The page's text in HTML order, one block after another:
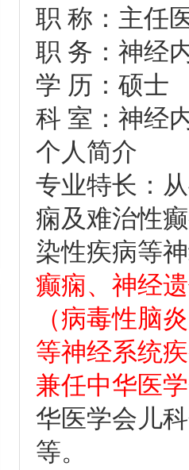
职 称：主任
职 务：神经
学 历：硕士
科 室：神经
个人简介
专业特长：
痫及难治性
染性疾病等
癫痫、神经
（病毒性脑
等神经系统
兼任中华医
华医学会儿
等。